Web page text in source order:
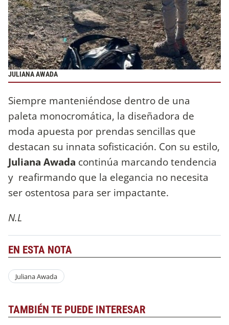
JULIANA AWADA
Siempre manteniéndose dentro de una
paleta monocromática, la diseñadora de
moda apuesta por prendas sencillas que
destacan su innata sofisticación. Con su estilo,
Juliana Awada continúa marcando tendencia
y reafirmando que la elegancia no necesita
ser ostentosa para ser impactante.
N.L
EN ESTA NOTA
Juliana Awada
TAMBIÉN TE PUEDE INTERESAR